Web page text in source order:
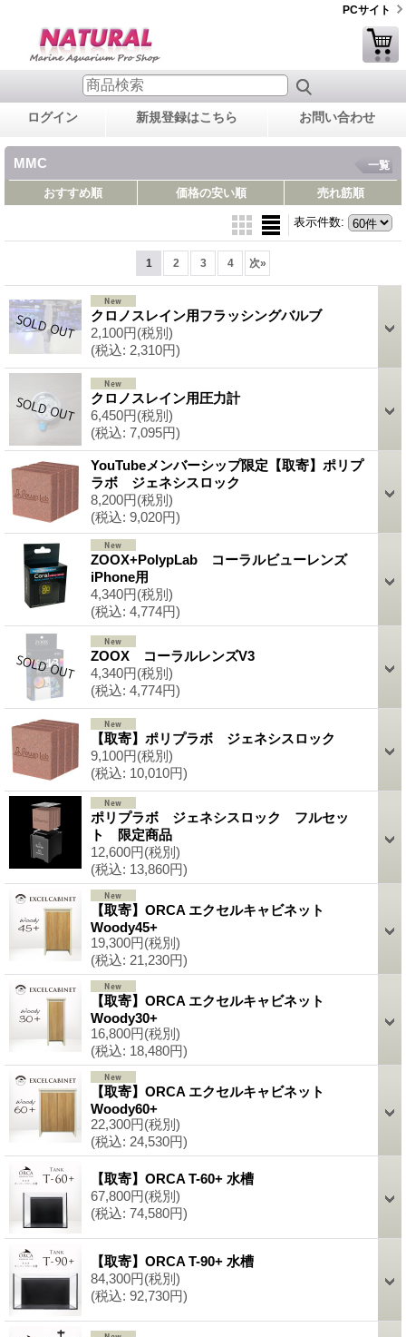
PCサイト
ログイン 新規登録はこちら お問い合わせ
MMC 一覧
おすすめ順 価格の安い順 売れ筋順
表示件数:
1 2 3 4 次»
クロノスレイン用フラッシングバルブ
2,100円(税別)
(税込: 2,310円)
クロノスレイン用圧力計
6,450円(税別)
(税込: 7,095円)
YouTubeメンバーシップ限定【取寄】ポリプ
ラボ ジェネシスロック
8,200円(税別)
(税込: 9,020円)
ZOOX+PolypLab コーラルビューレンズ
iPhone用
4,340円(税別)
(税込: 4,774円)
ZOOX コーラルレンズV3
4,340円(税別)
(税込: 4,774円)
【取寄】ポリプラボ ジェネシスロック
9,100円(税別)
(税込: 10,010円)
ポリプラボ ジェネシスロック フルセッ
ト 限定商品
12,600円(税別)
(税込: 13,860円)
【取寄】ORCA エクセルキャビネット
Woody45+
19,300円(税別)
(税込: 21,230円)
【取寄】ORCA エクセルキャビネット
Woody30+
16,800円(税別)
(税込: 18,480円)
【取寄】ORCA エクセルキャビネット
Woody60+
22,300円(税別)
(税込: 24,530円)
【取寄】ORCA T-60+ 水槽
67,800円(税別)
(税込: 74,580円)
【取寄】ORCA T-90+ 水槽
84,300円(税別)
(税込: 92,730円)